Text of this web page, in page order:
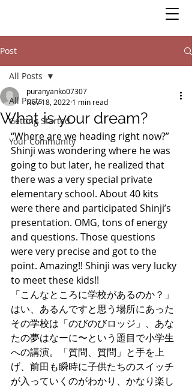
Post
All Posts
Getting Started
Your Community
All Posts
What is your dream?
puranyanko07307
Nov 18, 2022 1 min read
“Where are we heading right now?”
Shinji was wondering where he was
going to but later, he realized that
there was a very special private
elementary school. About 40 kits
were there and participated Shinji’s
presentation. OMG, tons of energy
and questions. Those questions
were very precise and got to the
point. Amazing!! Shinji was very lucky
to meet these kids!!
「こんなところに学校があるのか？」
はい、あるんですと思う場所にあった
その学校は「のびのびロッジ」、あな
たの夢はなーに〜という題目で小学生
への講演。「質問、質問」と手を上
げ、前田も瞬時に子供たちのスイッチ
が入っていくのがわかり、かなり楽し